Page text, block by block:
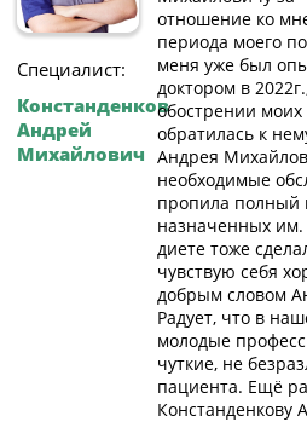
Специалист:
Констанденков
Андрей
Михайлович
отношение ко
периода моего
меня уже был
доктором в
обострении
обратилась к
Андрея
необходимые
пропила полный
назначенных им.
диете тоже
чувствую себя
добрым словом
Радует, что в
молодые
чуткие, не
пациента. Ещё
Констанденкову